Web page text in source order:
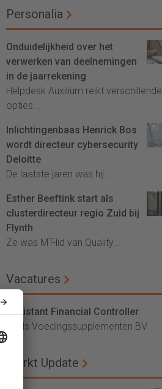
Personalia
Onduidelijkheid over het
verwerken van deelnemingen
in de jaarrekening
Helpdesk Auxilium reikt verschillende
opties...
Inlichtingenbaas Henrick Bos
wordt directeur cybersecurity
Deloitte
De laatste jaren was hij...
Esther Beeftink start als
clusterdirecteur regio Zuid bij
Flynth
Ze was MT-lid van Quality...
Vacatures
Assistant Financial Controller
Vitals Voedingssupplementen BV
Markt Update